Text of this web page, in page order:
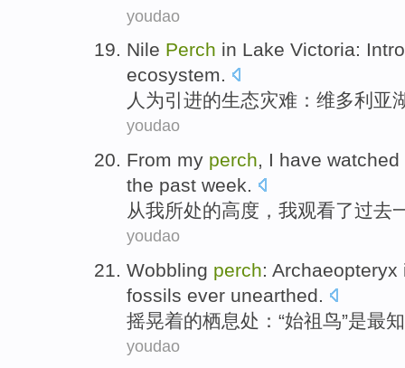
youdao
Nile Perch in Lake Victoria:
ecosystem.
人为引进的生态灾难 ： 维多利亚
youdao
From my perch, I have watched
the past week.
从我所处的高度 ， 我观看了过去
youdao
Wobbling perch: Archaeopteryx
fossils ever unearthed.
摇晃着的栖息处 ：“始祖鸟”是最
youdao